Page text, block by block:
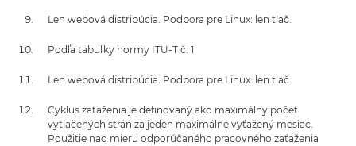
Len webová distribúcia. Podpora pre Linux: len tlač.
Podľa tabuľky normy ITU-T č. 1
Len webová distribúcia. Podpora pre Linux: len tlač.
Cyklus zaťaženia je definovaný ako maximálny počet
vytlačených strán za jeden maximálne vyťažený mesiac.
Použitie nad mieru odporúčaného pracovného zaťaženia